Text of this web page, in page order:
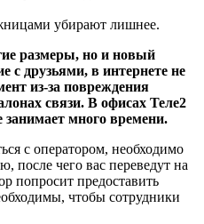
убирают лишнее.
размеры, но и новый
с друзьями, в интернете не
из-за повреждения
связи. В офисах Теле2
занимает много времени.
с оператором, необходимо
после чего вас переведут на
попросит предоставить
чтобы сотрудники